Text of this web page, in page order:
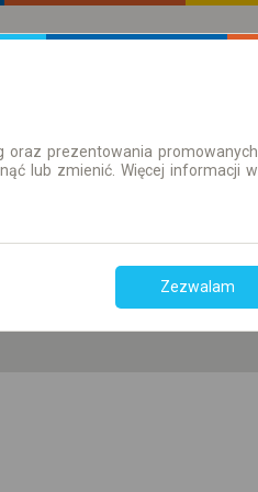
przesiadek
Tylko bilet online
oraz prezentowania promowanych
lub zmienić. Więcej informacji w
Zezwalam